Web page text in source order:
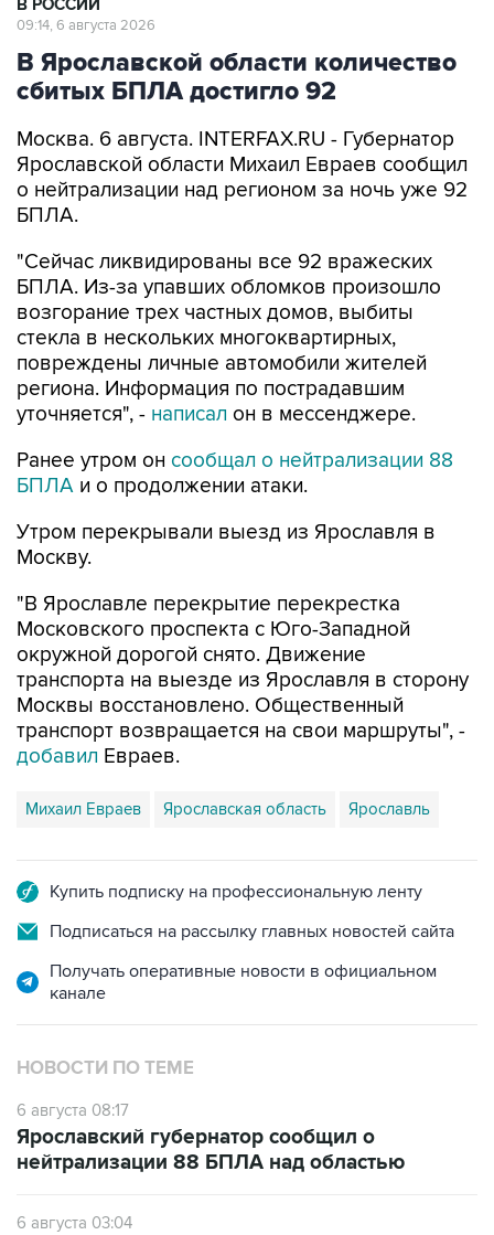
В Ярославской области количество
сбитых БПЛА достигло 92
Москва. 6 августа. INTERFAX.RU - Губернатор
о нейтрализации над регионом за ночь уже 92
БПЛА.
"Сейчас ликвидированы все 92 вражеских
возгорание трех частных домов, выбиты
стекла в нескольких многоквартирных,
повреждены личные автомобили жителей
региона. Информация по пострадавшим
уточняется", -написалон в мессенджере.
Ранее утром онсообщал о нейтрализации 88
Утром перекрывали выезд из Ярославля в
"В Ярославле перекрытие перекрестка
окружной дорогой снято. Движение
транспорта на выезде из Ярославля в сторону
Москвы восстановлено. Общественный
транспорт возвращается на свои маршруты", -
добавил Евраев.
Михаил Евраев Ярославская область
Подписаться на рассылку главных новостей сайта
Получать оперативные новости в официальном
НОВОСТИ ПО ТЕМЕ
6 августа 08:17
нейтрализации 88 БПЛА над областью
6 августа 03:04
движение в сторону Москвы перекрыто